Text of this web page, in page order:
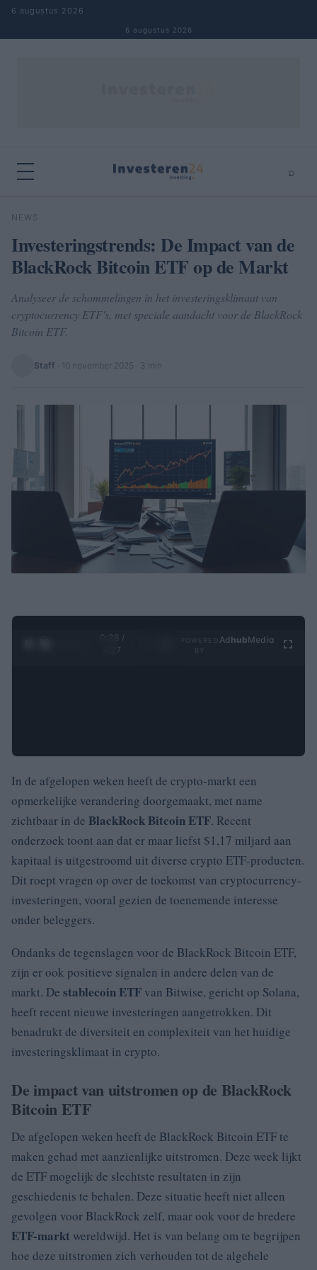
Naar inhoud springen
6 augustus 2026
6 augustus 2026
⌕
Zoeken
NEWS
Investeringstrends: De Impact van de
BlackRock Bitcoin ETF op de Markt
Analyseer de schommelingen in het investeringsklimaat van
cryptocurrency ETF's, met speciale aandacht voor de BlackRock
Bitcoin ETF.
Staff 10 november 2025 · 3 min
0:29 /
4:27
Ad hubMedia
In de afgelopen weken heeft de crypto-markt een
opmerkelijke verandering doorgemaakt, met name
zichtbaar in de BlackRock Bitcoin ETF. Recent
onderzoek toont aan dat er maar liefst $1,17 miljard aan
kapitaal is uitgestroomd uit diverse crypto ETF-producten.
Dit roept vragen op over de toekomst van cryptocurrency-
investeringen, vooral gezien de toenemende interesse
onder beleggers.
Ondanks de tegenslagen voor de BlackRock Bitcoin ETF,
zijn er ook positieve signalen in andere delen van de
markt. De stablecoin ETF van Bitwise, gericht op Solana,
heeft recent nieuwe investeringen aangetrokken. Dit
benadrukt de diversiteit en complexiteit van het huidige
investeringsklimaat in crypto.
De impact van uitstromen op de BlackRock
Bitcoin ETF
De afgelopen weken heeft de BlackRock Bitcoin ETF te
maken gehad met aanzienlijke uitstromen. Deze week lijkt
de ETF mogelijk de slechtste resultaten in zijn
geschiedenis te behalen. Deze situatie heeft niet alleen
gevolgen voor BlackRock zelf, maar ook voor de bredere
ETF-markt wereldwijd. Het is van belang om te begrijpen
hoe deze uitstromen zich verhouden tot de algehele